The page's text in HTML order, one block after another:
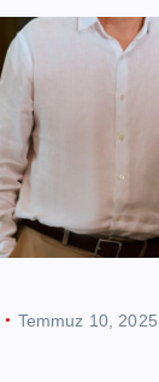
Temmuz 10, 2025